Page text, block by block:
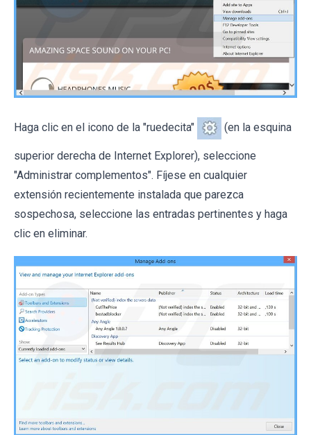
Haga clic en el icono de la "ruedecita" (en la esquina
superior derecha de Internet Explorer), seleccione
"Administrar complementos". Fíjese en cualquier
extensión recientemente instalada que parezca
sospechosa, seleccione las entradas pertinentes y haga
clic en eliminar.